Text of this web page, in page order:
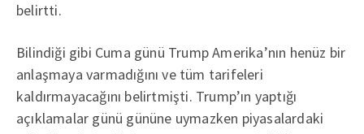
belirtti.
Bilindiği gibi Cuma günü Trump Amerika’nın henüz bir
anlaşmaya varmadığını ve tüm tarifeleri
kaldırmayacağını belirtmişti. Trump’ın yaptığı
açıklamalar günü gününe uymazken piyasalardaki